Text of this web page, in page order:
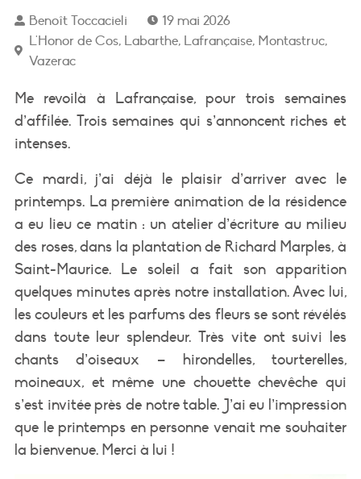
Benoît Toccacieli
19 mai 2026
L'Honor de Cos, Labarthe, Lafrançaise, Montastruc,
Vazerac
Me revoilà à Lafrançaise, pour trois semaines
d’affilée. Trois semaines qui s’annoncent riches et
intenses.
Ce mardi, j’ai déjà le plaisir d’arriver avec le
printemps. La première animation de la résidence
a eu lieu ce matin : un atelier d’écriture au milieu
des roses, dans la plantation de Richard Marples, à
Saint-Maurice. Le soleil a fait son apparition
quelques minutes après notre installation. Avec lui,
les couleurs et les parfums des fleurs se sont révélés
dans toute leur splendeur. Très vite ont suivi les
chants d’oiseaux – hirondelles, tourterelles,
moineaux, et même une chouette chevêche qui
s’est invitée près de notre table. J’ai eu l’impression
que le printemps en personne venait me souhaiter
la bienvenue. Merci à lui !